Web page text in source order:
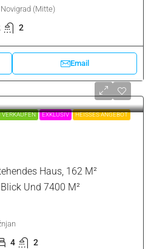
(Mitte)
2
Email
VERKAUFEN EXKLUSIV HEISSES ANGEBOT
Haus, 162 M²
Und 7400 M²
4 2